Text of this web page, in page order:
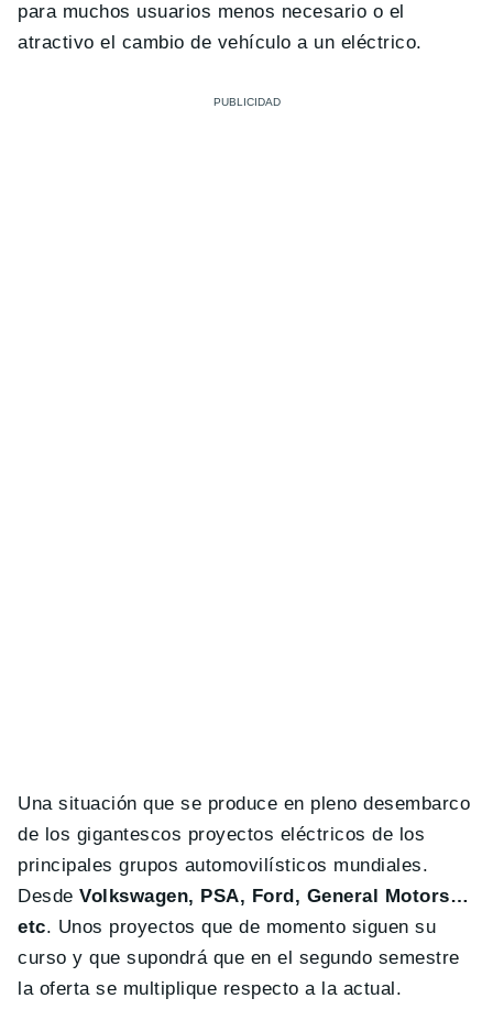
para muchos usuarios menos necesario o el
atractivo el cambio de vehículo a un eléctrico.
Una situación que se produce en pleno desembarco
de los gigantescos proyectos eléctricos de los
principales grupos automovilísticos mundiales.
Desde Volkswagen, PSA, Ford, General Motors…
etc. Unos proyectos que de momento siguen su
curso y que supondrá que en el segundo semestre
la oferta se multiplique respecto a la actual.